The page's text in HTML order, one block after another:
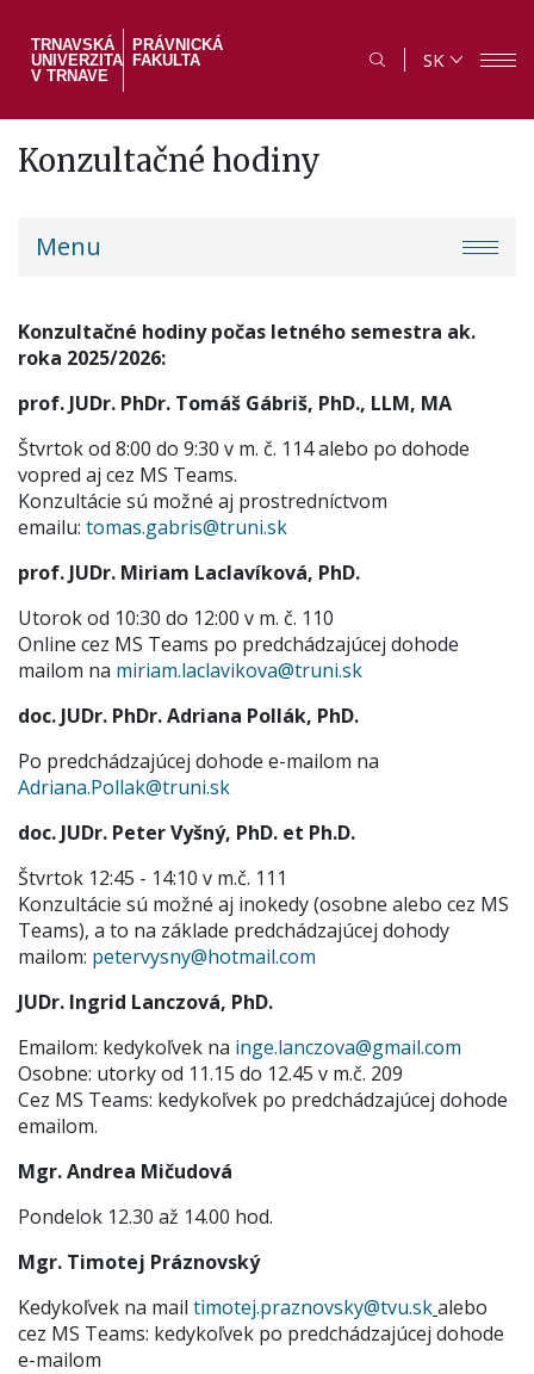
hlavný
TRNAVSKÁ
UNIVERZITA
V TRNAVE
PRÁVNICKÁ
FAKULTA
SK
Konzultačné hodiny
PF
Menu
Konzultačné hodiny počas letného semestra ak.
roka 2025/2026:
prof. JUDr. PhDr. Tomáš Gábriš, PhD., LLM, MA
Štvrtok od 8:00 do 9:30 v m. č. 114 alebo po dohode
vopred aj cez MS Teams.
Konzultácie sú možné aj prostredníctvom
emailu: tomas.gabris@truni.sk
prof. JUDr. Miriam Laclavíková, PhD.
Utorok od 10:30 do 12:00 v m. č. 110
Online cez MS Teams po predchádzajúcej dohode
mailom na miriam.laclavikova@truni.sk
doc. JUDr. PhDr. Adriana Pollák, PhD.
Po predchádzajúcej dohode e-mailom na
Adriana.Pollak@truni.sk
doc. JUDr. Peter Vyšný, PhD. et Ph.D.
Štvrtok 12:45 - 14:10 v m.č. 111
Konzultácie sú možné aj inokedy (osobne alebo cez MS
Teams), a to na základe predchádzajúcej dohody
mailom: petervysny@hotmail.com
JUDr. Ingrid Lanczová, PhD.
Emailom: kedykoľvek na inge.lanczova@gmail.com
Osobne: utorky od 11.15 do 12.45 v m.č. 209
Cez MS Teams: kedykoľvek po predchádzajúcej dohode
emailom.
Mgr. Andrea Mičudová
Pondelok 12.30 až 14.00 hod.
Mgr. Timotej Práznovský
Kedykoľvek na mail timotej.praznovsky@tvu.skalebo
cez MS Teams: kedykoľvek po predchádzajúcej dohode
e-mailom